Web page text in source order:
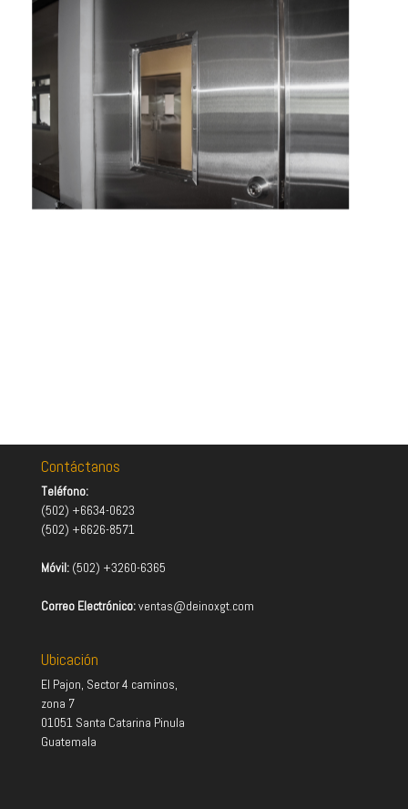
Contáctanos
Teléfono:
(502) +6634-0623
(502) +6626-8571
Móvil:(502) +3260-6365
Correo Electrónico:ventas@deinoxgt.com
Ubicación
El Pajon, Sector 4 caminos,
zona 7
01051 Santa Catarina Pinula
Guatemala